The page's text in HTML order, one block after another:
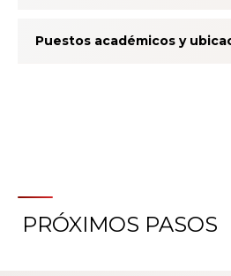
Puestos académicos y
Acerca del
PRÓXIMOS PASOS